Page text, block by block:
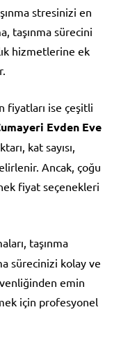
stresinizi en
taşınma sürecini
hizmetlerine ek
fiyatları ise çeşitli
Evden Eve
kat sayısı,
Ancak, çoğu
fiyat seçenekleri
taşınma
sürecinizi kolay ve
emin
için profesyonel